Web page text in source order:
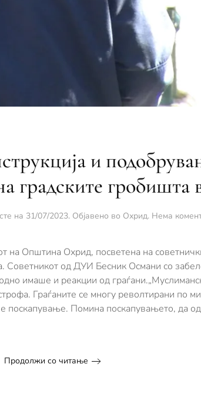
и
градските
на 31/07/2023. Објавено во Охрид. Нема
на Општина Охрид, посветена на
Советникот од ДУИ Бесник Османи со
имаше и реакции од
Граѓаните се многу револтирани по
поскапување. Помина поскапувањето, да
Продолжи со читање